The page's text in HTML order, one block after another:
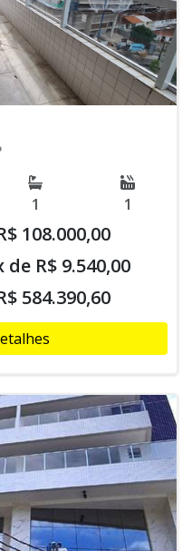
1 1
108.000,00
de R$ 9.540,00
584.390,60